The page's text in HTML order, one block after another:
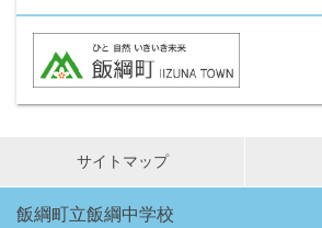
サイトマップ
飯綱町立飯綱中学校